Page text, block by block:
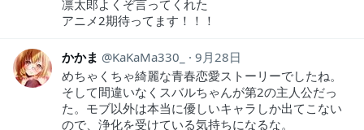
凛太郎よくぞ言ってくれた
アニメ2期待ってます！！！
かかま KaKaMa330_
9月28日
めちゃくちゃ綺麗な青春恋愛ストーリーでしたね。
そして間違いなくスバルちゃんが第2の主人公だっ
た。モブ以外は本当に優しいキャラしか出てこない
ので、浄化を受けている気持ちになるな。